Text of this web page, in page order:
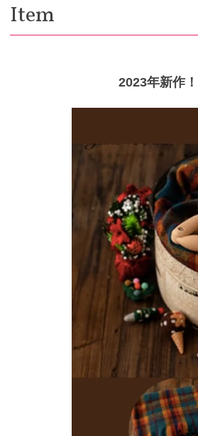
Item
2023年新作